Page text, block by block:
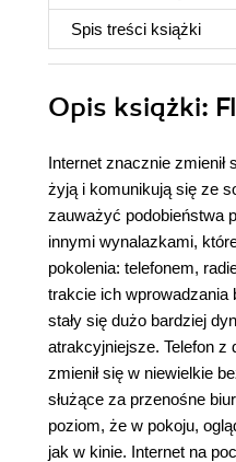
Spis treści książki
Opis książki:
Internet znacznie zmienił
żyją i komunikują się ze
zauważyć podobieństwa
innymi wynalazkami,
pokolenia: telefonem,
trakcie ich wprowadzania
stały się dużo bardziej
atrakcyjniejsze. Telefon
zmienił się w niewielkie
służące za przenośne
poziom, że w pokoju,
jak w kinie. Internet na